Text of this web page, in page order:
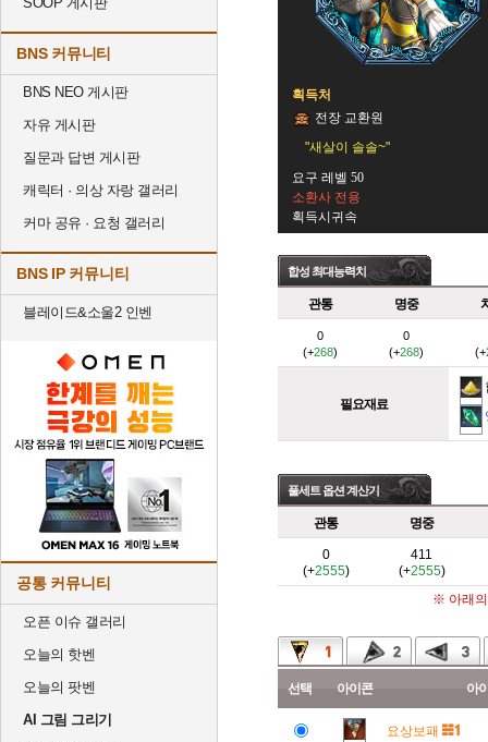
BNS 커뮤니티
BNS NEO 게시판
자유 게시판
질문과 답변 게시판
캐릭터 · 의상 자랑 갤러리
커마 공유 · 요청 갤러리
BNS IP 커뮤니티
블레이드&소울2 인벤
공통 커뮤니티
오픈 이슈 갤러리
오늘의 핫벤
오늘의 팟벤
AI 그림 그리기
획득처
전장 교환원
"새살이 솔솔~"
요구 레벨 50
소환사 전용
획득시귀속
합성 최대능력치
관통 명중
0
(+268)
0
(+268) (+
필요재료
풀세트 옵션 계산기
관통 명중
0
(+2555)
411
(+2555)
※ 아래의
선택 아이콘 아
요상보패